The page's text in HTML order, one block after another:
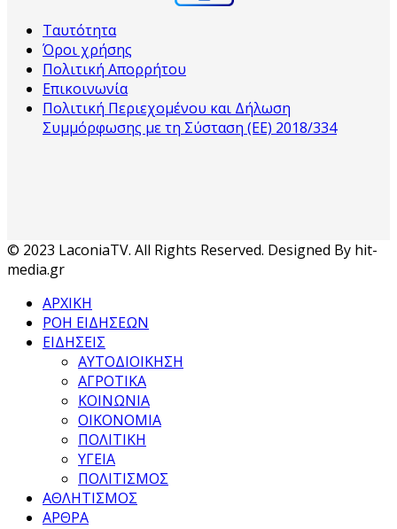
Ταυτότητα
Όροι χρήσης
Πολιτική Απορρήτου
Επικοινωνία
Πολιτική Περιεχομένου και Δήλωση
Συμμόρφωσης με τη Σύσταση (ΕΕ) 2018/334
© 2023 LaconiaTV. All Rights Reserved. Designed By hit-
media.gr
ΑΡΧΙΚΗ
ΡΟΗ ΕΙΔΗΣΕΩΝ
ΕΙΔΗΣΕΙΣ
ΑΥΤΟΔΙΟΙΚΗΣΗ
ΑΓΡΟΤΙΚΑ
ΚΟΙΝΩΝΙΑ
ΟΙΚΟΝΟΜΙΑ
ΠΟΛΙΤΙΚΗ
ΥΓΕΙΑ
ΠΟΛΙΤΙΣΜΟΣ
ΑΘΛΗΤΙΣΜΟΣ
ΑΡΘΡΑ